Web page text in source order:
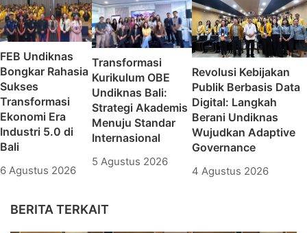
FEB Undiknas
Bongkar Rahasia
Sukses
Transformasi
Ekonomi Era
Industri 5.0 di
Bali
6 Agustus 2026
Transformasi
Kurikulum OBE
Undiknas Bali:
Strategi Akademis
Menuju Standar
Internasional
5 Agustus 2026
Revolusi Kebijakan
Publik Berbasis Data
Digital: Langkah
Berani Undiknas
Wujudkan Adaptive
Governance
4 Agustus 2026
BERITA TERKAIT